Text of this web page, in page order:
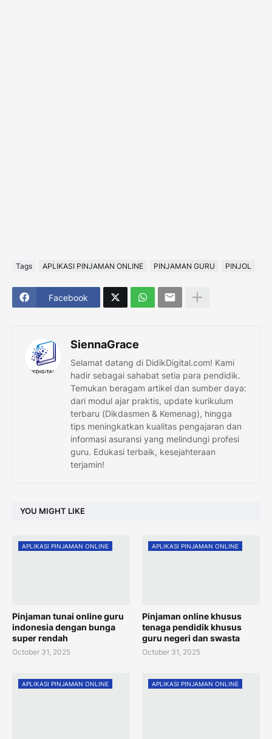
Tags APLIKASI PINJAMAN ONLINE PINJAMAN GURU PINJOL
Facebook
SiennaGrace
Selamat datang di DidikDigital.com! Kami
hadir sebagai sahabat setia para pendidik.
Temukan beragam artikel dan sumber daya:
dari modul ajar praktis, update kurikulum
terbaru (Dikdasmen & Kemenag), hingga
tips meningkatkan kualitas pengajaran dan
informasi asuransi yang melindungi profesi
guru. Edukasi terbaik, kesejahteraan
terjamin!
YOU MIGHT LIKE
APLIKASI PINJAMAN ONLINE
Pinjaman tunai online guru
indonesia dengan bunga
super rendah
October 31, 2025
APLIKASI PINJAMAN ONLINE
Pinjaman online khusus
tenaga pendidik khusus
guru negeri dan swasta
October 31, 2025
APLIKASI PINJAMAN ONLINE APLIKASI PINJAMAN ONLINE